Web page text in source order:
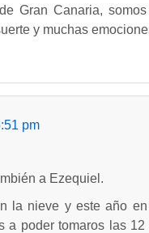
Gran Canaria,
y muchas
pm
a Ezequiel.
la nieve y este año
poder tomaros las